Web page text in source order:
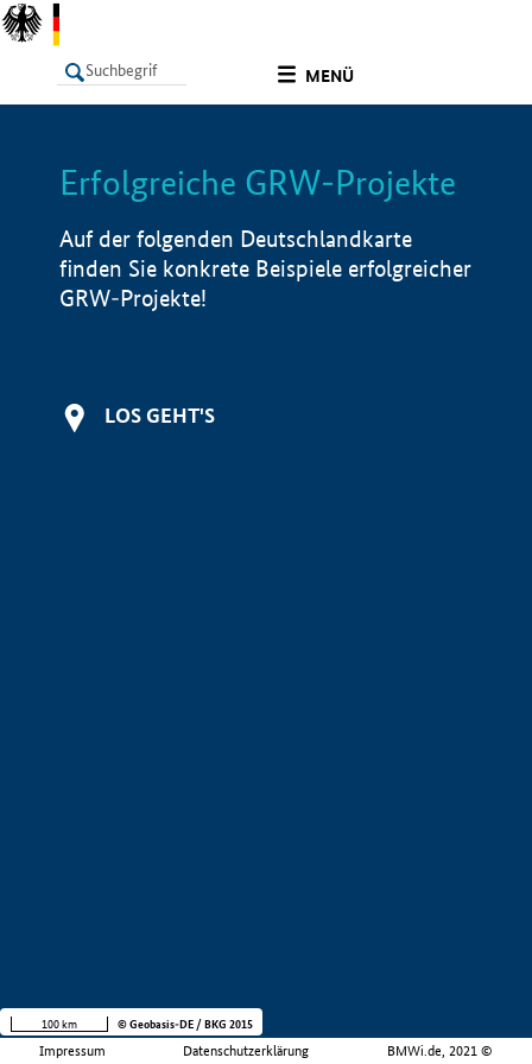
MENÜ
LISTE Info
Erfolgreiche GRW-Projekte
Auf der folgenden Deutschlandkarte
finden Sie konkrete Beispiele erfolgreicher
GRW-Projekte!
LOS GEHT'S
Impressum Datenschutzerklärung BMWi.de, 2021 ©
100 km © Geobasis-DE / BKG 2015